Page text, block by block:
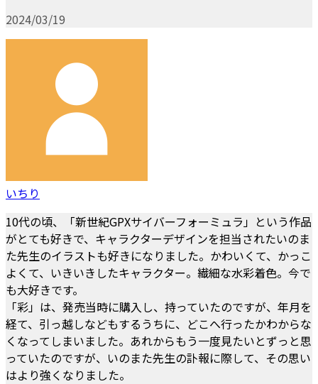
2024/03/19
いちり
10代の頃、「新世紀GPXサイバーフォーミュラ」という作品
がとても好きで、キャラクターデザインを担当されたいのま
た先生のイラストも好きになりました。かわいくて、かっこ
よくて、いきいきしたキャラクター。繊細な水彩着色。今で
も大好きです。
「彩」は、発売当時に購入し、持っていたのですが、年月を
経て、引っ越しなどもするうちに、どこへ行ったかわからな
くなってしまいました。あれからもう一度見たいとずっと思
っていたのですが、いのまた先生の訃報に際して、その思い
はより強くなりました。